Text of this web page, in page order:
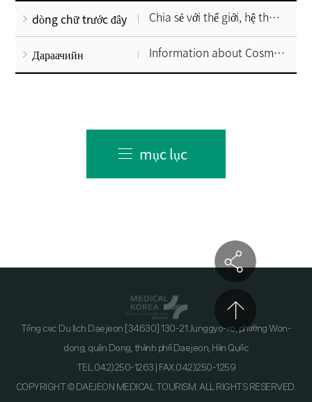
dòng chữ trước đây Chia sẻ với thế giới, hệ thống ứng phó Corona 19 của Hàn Quốc.
Дараачийн Information about Cosmetic Surgery Tax Refund
mục lục
Tổng cục Du lịch Daejeon [34630] 130-21 Junggyo-ro, phường Won-
dong, quận Dong, thành phố Daejeon, Hàn Quốc
TEL.042)250-1263 | FAX.042)250-1259
COPYRIGHT © DAEJEON MEDICAL TOURISM. ALL RIGHTS RESERVED.